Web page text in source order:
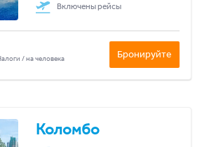
Включены рейсы
/ на человека Бронируйте
Коломбо